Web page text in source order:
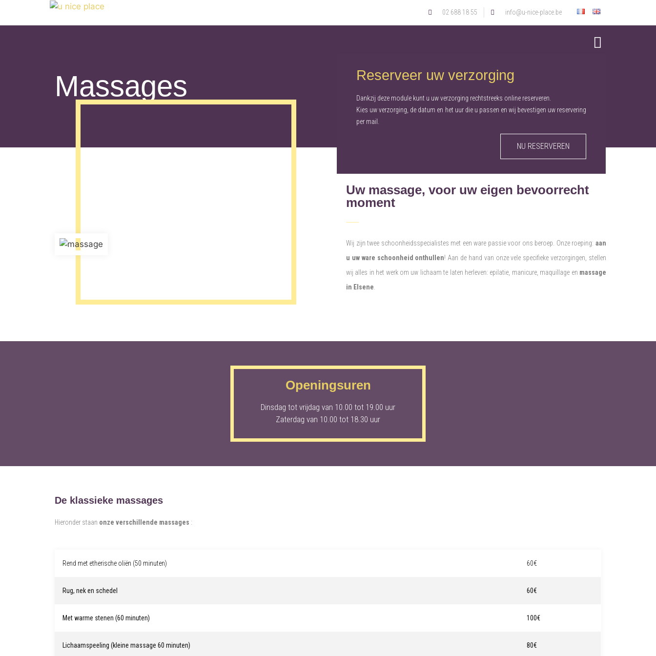
02 688 18 55 info@u-nice-place.be
Massages Reserveer uw verzorging
Dankzij deze module kunt u uw verzorging rechtstreeks online reserveren.
Kies uw verzorging, de datum en het uur die u passen en wij bevestigen uw reservering
per mail.
NU RESERVEREN
Uw massage, voor uw eigen bevoorrecht
moment
Wij zijn twee schoonheidsspecialistes met een ware passie voor ons beroep. Onze roeping: aan
u uw ware schoonheid onthullen! Aan de hand van onze vele specifieke verzorgingen, stellen
wij alles in het werk om uw lichaam te laten herleven: epilatie, manicure, maquillage en massage
in Elsene
Openingsuren
Dinsdag tot vrijdag van 10.00 tot 19.00 uur
Zaterdag van 10.00 tot 18.30 uur
De klassieke massages
Hieronder staan onze verschillende massages :
Rend met etherische oliën (50 minuten) 60€
Rug, nek en schedel 60€
Met warme stenen (60 minuten) 100€
Lichaamspeeling (kleine massage 60 minuten) 80€